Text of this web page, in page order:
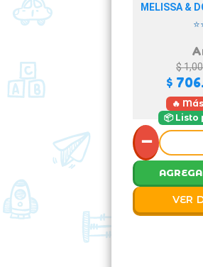
MELISSA &
$
$
🔥
📦 Listo
−
VER